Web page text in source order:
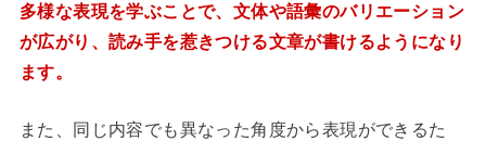
多様な表現を学ぶことで、文体や語彙のバリエーション
が広がり、 読み手を惹きつける文章が書けるようになり
ます。
また、同じ内容でも異なった角度から表現ができるた